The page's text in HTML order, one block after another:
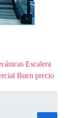
Escalera
Buen precio